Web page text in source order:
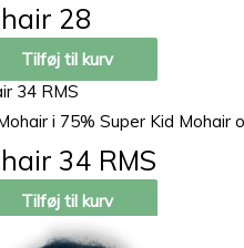
28
Tilføj til kurv
i 75% Super Kid Mohair
34 RMS
Tilføj til kurv